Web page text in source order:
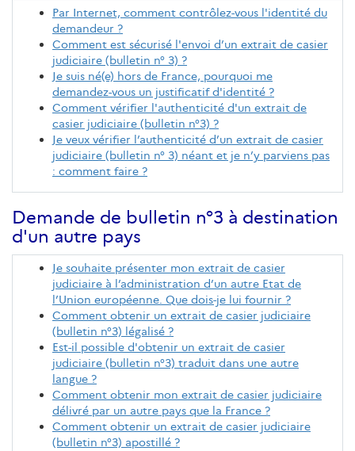
Par Internet, comment contrôlez-vous l'identité du
demandeur ?
Comment est sécurisé l'envoi d’un extrait de casier
judiciaire (bulletin n° 3) ?
Je suis né(e) hors de France, pourquoi me
demandez-vous un justificatif d'identité ?
Comment vérifier l'authenticité d'un extrait de
casier judiciaire (bulletin n°3) ?
Je veux vérifier l’authenticité d’un extrait de casier
judiciaire (bulletin n° 3) néant et je n’y parviens pas
: comment faire ?
Demande de bulletin n°3 à destination
d'un autre pays
Je souhaite présenter mon extrait de casier
judiciaire à l’administration d’un autre Etat de
l’Union européenne. Que dois-je lui fournir ?
Comment obtenir un extrait de casier judiciaire
(bulletin n°3) légalisé ?
Est-il possible d'obtenir un extrait de casier
judiciaire (bulletin n°3) traduit dans une autre
langue ?
Comment obtenir mon extrait de casier judiciaire
délivré par un autre pays que la France ?
Comment obtenir un extrait de casier judiciaire
(bulletin n°3) apostillé ?